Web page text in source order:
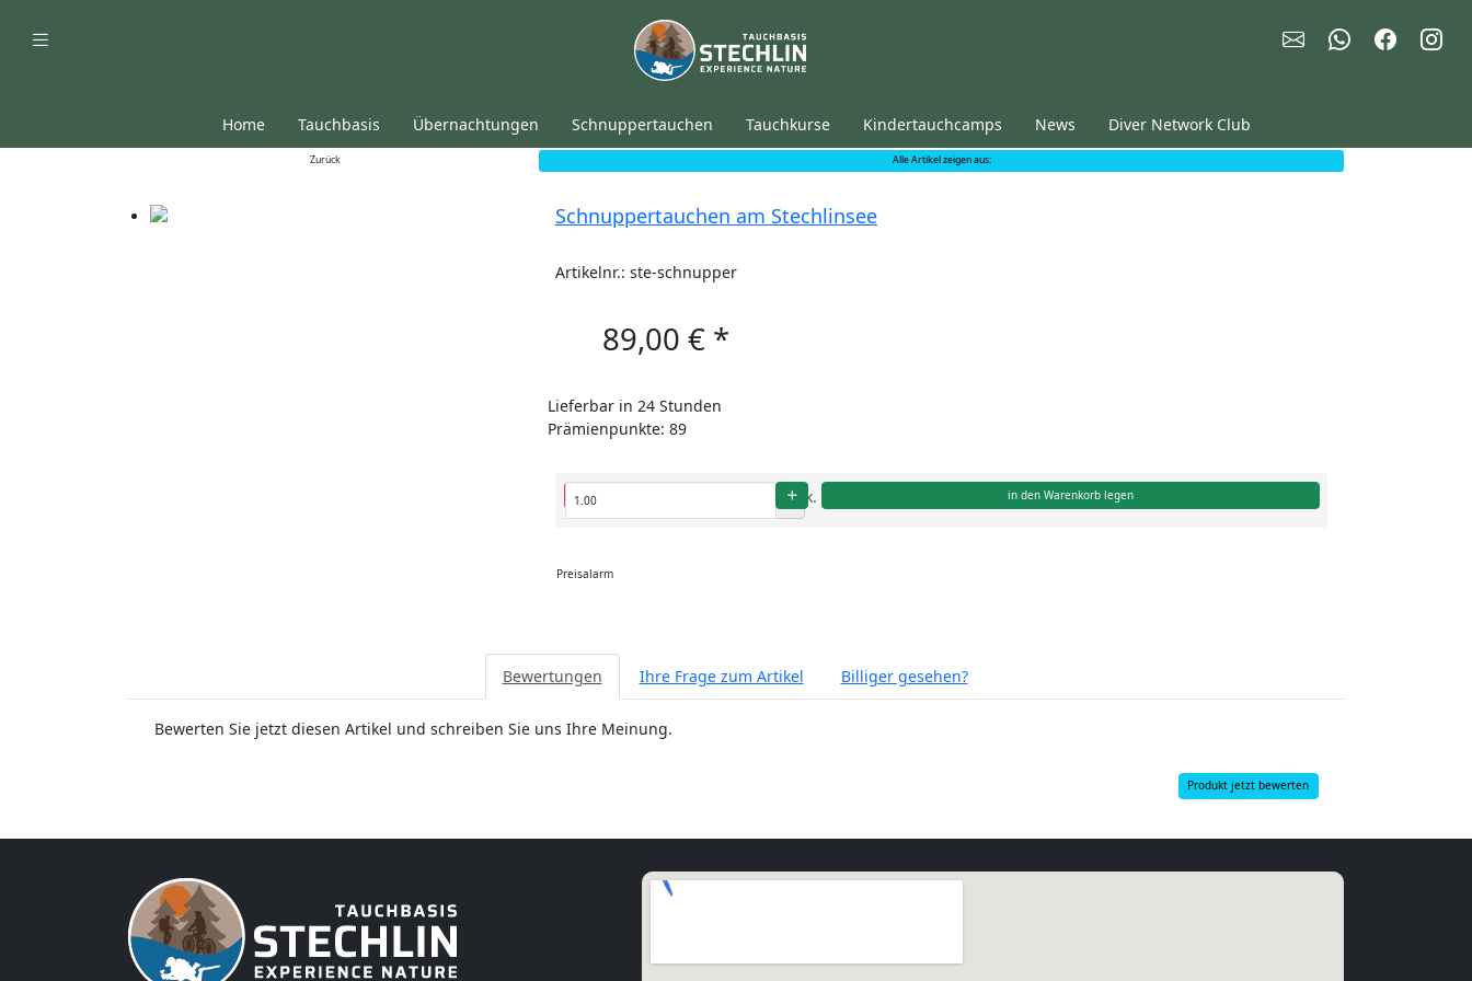
Home Tauchbasis Übernachtungen Schnuppertauchen Tauchkurse Kindertauchcamps News Diver Network Club
Zurück Alle Artikel zeigen aus:
Schnuppertauchen am Stechlinsee
Artikelnr.: ste-schnupper
89,00 €*
Lieferbar in 24 Stunden
Prämienpunkte: 89
Stk. in den Warenkorb legen
Preisalarm
Bewertungen Ihre Frage zum Artikel Billiger gesehen?
Bewerten Sie jetzt diesen Artikel und schreiben Sie uns Ihre Meinung.
Produkt jetzt bewerten